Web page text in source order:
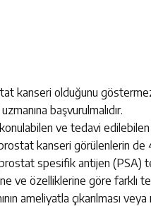
kanseri olduğunu
başvurulmalıdır.
ve tedavi edilebilen
kanseri görülenlerin de
spesifik antijen (PSA)
ve özelliklerine göre farklı
ameliyatla çıkarılması